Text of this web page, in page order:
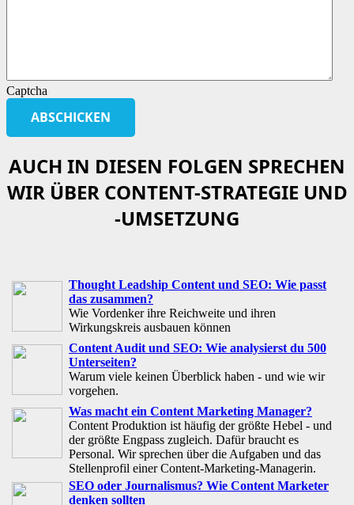
Captcha
AUCH IN DIESEN FOLGEN SPRECHEN
WIR ÜBER CONTENT-STRATEGIE UND
-UMSETZUNG
Thought Leadship Content und SEO: Wie passt
das zusammen?
Wie Vordenker ihre Reichweite und ihren
Wirkungskreis ausbauen können
Content Audit und SEO: Wie analysierst du 500
Unterseiten?
Warum viele keinen Überblick haben - und wie wir
vorgehen.
Was macht ein Content Marketing Manager?
Content Produktion ist häufig der größte Hebel - und
der größte Engpass zugleich. Dafür braucht es
Personal. Wir sprechen über die Aufgaben und das
Stellenprofil einer Content-Marketing-Managerin.
SEO oder Journalismus? Wie Content Marketer
denken sollten